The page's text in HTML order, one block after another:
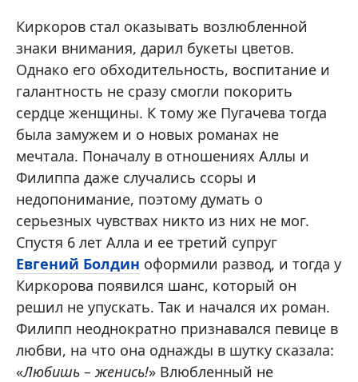
Киркоров стал оказывать возлюбленной
знаки внимания, дарил букеты цветов.
Однако его обходительность, воспитание и
галантность не сразу смогли покорить
сердце женщины. К тому же Пугачева тогда
была замужем и о новых романах не
мечтала. Поначалу в отношениях Аллы и
Филиппа даже случались ссоры и
недопонимание, поэтому думать о
серьезных чувствах никто из них не мог.
Спустя 6 лет Алла и ее третий супруг
Евгений Болдин оформили развод, и тогда у
Киркорова появился шанс, который он
решил не упускать. Так и начался их роман.
Филипп неоднократно признавался певице в
любви, на что она однажды в шутку сказала:
«Любишь – женись!» Влюбленный не